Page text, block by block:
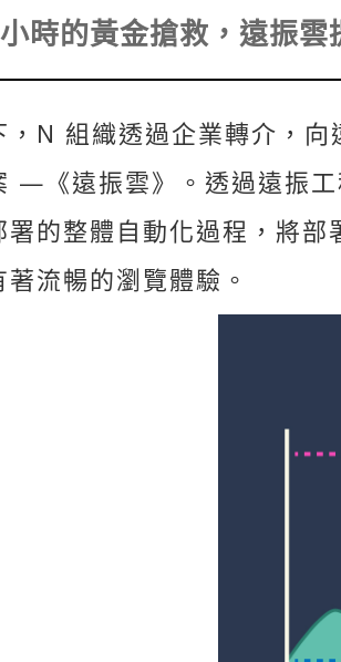
時的黃金搶救，遠振
，N 組織透過企業轉介，
—《遠振雲》
。透過遠振
署的整體自動化過程，將
著流暢的瀏覽體驗。